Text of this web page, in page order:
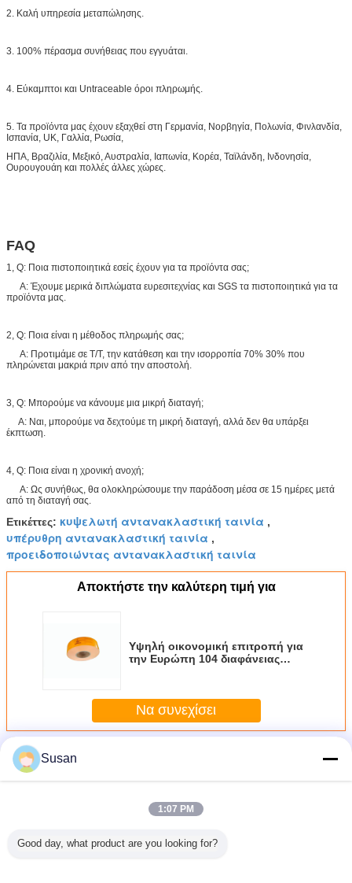
2. Καλή υπηρεσία μεταπώλησης.
3. 100% πέρασμα συνήθειας που εγγυάται.
4. Εύκαμπτοι και Untraceable όροι πληρωμής.
5. Τα προϊόντα μας έχουν εξαχθεί στη Γερμανία, Νορβηγία, Πολωνία, Φινλανδία,
Ισπανία, UK, Γαλλία, Ρωσία,
ΗΠΑ, Βραζιλία, Μεξικό, Αυστραλία, Ιαπωνία, Κορέα, Ταϊλάνδη, Ινδονησία,
Ουρουγουάη και πολλές άλλες χώρες.
FAQ
1, Q: Ποια πιστοποιητικά εσείς έχουν για τα προϊόντα σας;
Α: Έχουμε μερικά διπλώματα ευρεσιτεχνίας και SGS τα πιστοποιητικά για τα
προϊόντα μας.
2, Q: Ποια είναι η μέθοδος πληρωμής σας;
Α: Προτιμάμε σε T/T, την κατάθεση και την ισορροπία 70% 30% που
πληρώνεται μακριά πριν από την αποστολή.
3, Q: Μπορούμε να κάνουμε μια μικρή διαταγή;
Α: Ναι, μπορούμε να δεχτούμε τη μικρή διαταγή, αλλά δεν θα υπάρξει
έκπτωση.
4, Q: Ποια είναι η χρονική ανοχή;
Α: Ως συνήθως, θα ολοκληρώσουμε την παράδοση μέσα σε 15 ημέρες μετά
από τη διαταγή σας.
Ετικέττες: κυψελωτή αντανακλαστική ταινία ,
υπέρυθρη αντανακλαστική ταινία ,
προειδοποιώντας αντανακλαστική ταινία
Αποκτήστε την καλύτερη τιμή για
Υψηλή οικονομική επιτροπή για
την Ευρώπη 104 διαφάνειας
αντικειμένων προσοχής
φορτηγών
Να συνεχίσει
Περισσότεροι
Οικονομική επιτροπή για την Ευρώπη 104
αντανακλαστική ταινία
Susan
1:07 PM
Good day, what product are you looking for?